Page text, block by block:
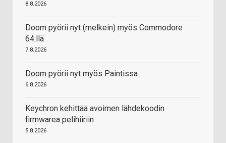
8.8.2026
Doom pyörii nyt (melkein) myös Commodore
64:llä
7.8.2026
Doom pyörii nyt myös Paintissa
6.8.2026
Keychron kehittää avoimen lähdekoodin
firmwarea pelihiiriin
5.8.2026